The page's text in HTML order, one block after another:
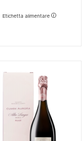
Etichetta alimentare